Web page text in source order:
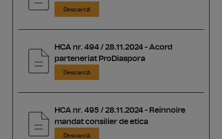
Descarcă
HCA nr. 494 / 28.11.2024 - Acord
parteneriat ProDiaspora
Descarcă
HCA nr. 495 / 28.11.2024 - Reinnoire
mandat consilier de etica
Descarcă